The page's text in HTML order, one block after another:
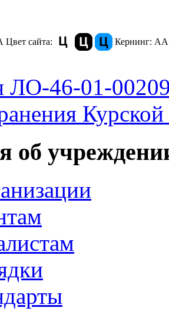
Цвет сайта: Кернинг: АА
ЛО-46-01-
об